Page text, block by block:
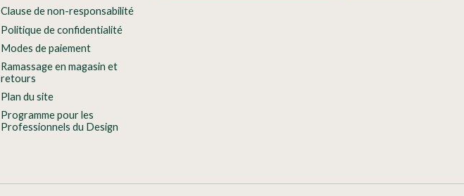
Clause de non-responsabilité
Politique de confidentialité
Modes de paiement
Ramassage en magasin et
retours
Plan du site
Programme pour les
Professionnels du Design